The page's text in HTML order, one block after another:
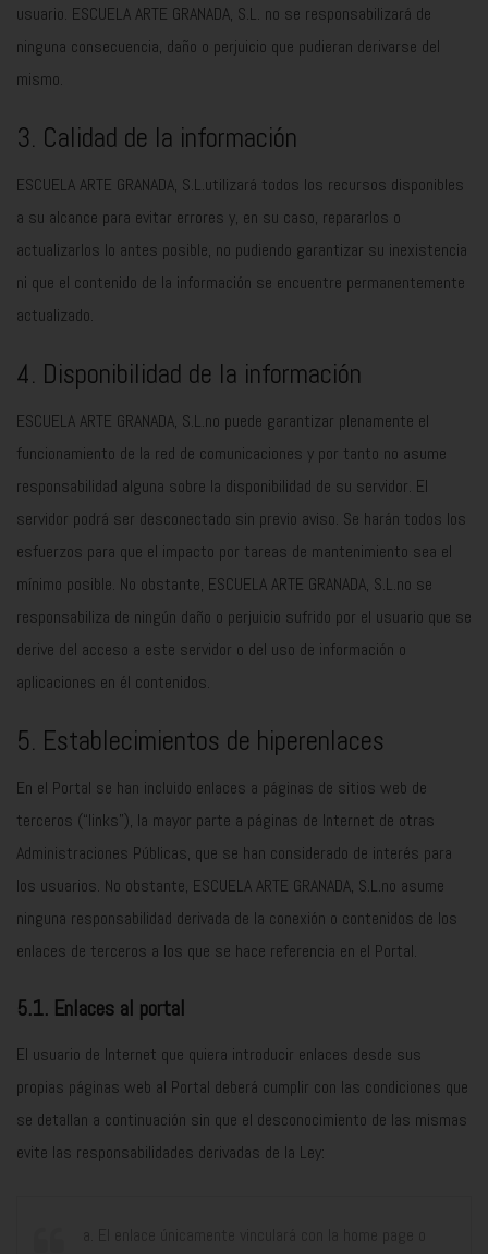
usuario. ESCUELA ARTE GRANADA, S.L. no se responsabilizará de
ninguna consecuencia, daño o perjuicio que pudieran derivarse del
mismo.
3. Calidad de la información
ESCUELA ARTE GRANADA, S.L.utilizará todos los recursos disponibles
a su alcance para evitar errores y, en su caso, repararlos o
actualizarlos lo antes posible, no pudiendo garantizar su inexistencia
ni que el contenido de la información se encuentre permanentemente
actualizado.
4. Disponibilidad de la información
ESCUELA ARTE GRANADA, S.L.no puede garantizar plenamente el
funcionamiento de la red de comunicaciones y por tanto no asume
responsabilidad alguna sobre la disponibilidad de su servidor. El
servidor podrá ser desconectado sin previo aviso. Se harán todos los
esfuerzos para que el impacto por tareas de mantenimiento sea el
mínimo posible. No obstante, ESCUELA ARTE GRANADA, S.L.no se
responsabiliza de ningún daño o perjuicio sufrido por el usuario que se
derive del acceso a este servidor o del uso de información o
aplicaciones en él contenidos.
5. Establecimientos de hiperenlaces
En el Portal se han incluido enlaces a páginas de sitios web de
terceros (“links”), la mayor parte a páginas de Internet de otras
Administraciones Públicas, que se han considerado de interés para
los usuarios. No obstante, ESCUELA ARTE GRANADA, S.L.no asume
ninguna responsabilidad derivada de la conexión o contenidos de los
enlaces de terceros a los que se hace referencia en el Portal.
5.1. Enlaces al portal
El usuario de Internet que quiera introducir enlaces desde sus
propias páginas web al Portal deberá cumplir con las condiciones que
se detallan a continuación sin que el desconocimiento de las mismas
evite las responsabilidades derivadas de la Ley: